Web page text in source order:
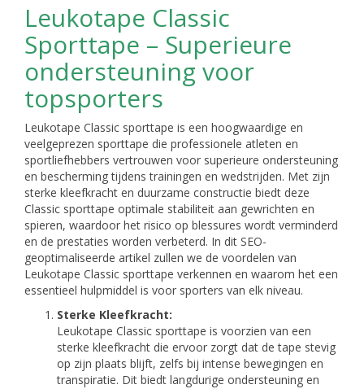
Leukotape Classic
Sporttape – Superieure
ondersteuning voor
topsporters
Leukotape Classic sporttape is een hoogwaardige en
veelgeprezen sporttape die professionele atleten en
sportliefhebbers vertrouwen voor superieure ondersteuning
en bescherming tijdens trainingen en wedstrijden. Met zijn
sterke kleefkracht en duurzame constructie biedt deze
Classic sporttape optimale stabiliteit aan gewrichten en
spieren, waardoor het risico op blessures wordt verminderd
en de prestaties worden verbeterd. In dit SEO-
geoptimaliseerde artikel zullen we de voordelen van
Leukotape Classic sporttape verkennen en waarom het een
essentieel hulpmiddel is voor sporters van elk niveau.
Sterke Kleefkracht:
Leukotape Classic sporttape is voorzien van een
sterke kleefkracht die ervoor zorgt dat de tape stevig
op zijn plaats blijft, zelfs bij intense bewegingen en
transpiratie. Dit biedt langdurige ondersteuning en